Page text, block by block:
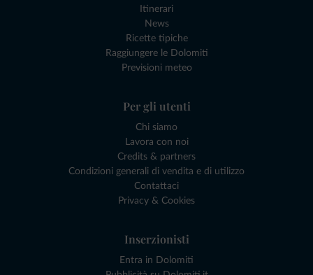
Itinerari
News
Ricette tipiche
Raggiungere le Dolomiti
Previsioni meteo
Per gli utenti
Chi siamo
Lavora con noi
Credits & partners
Condizioni generali di vendita e di utilizzo
Contattaci
Privacy & Cookies
Inserzionisti
Entra in Dolomiti